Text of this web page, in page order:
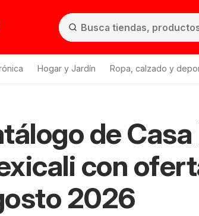
Hogar y Jardín Ropa, calzado y
de Casa
con
2026